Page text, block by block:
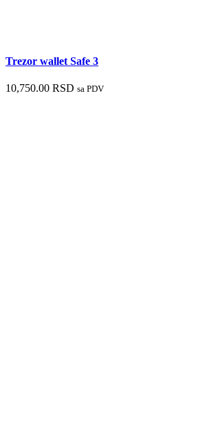
Trezor wallet Safe 3
10,750.00 RSD sa PDV